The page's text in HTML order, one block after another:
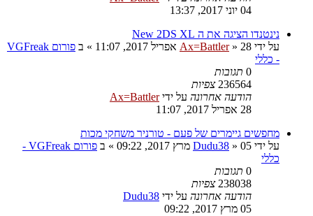
04 יוני 2017, 13:37
נינטנדו הציגה את ה New 2DS XL
על ידי
Ax=Battler» 28 אפריל 2017, 11:07 » ב
פורום VGFreak
- כללי
0 תגובות
236564 צפיות
הודעה אחרונה על ידיAx=Battler
28 אפריל 2017, 11:07
מחפשים גיימרים של פעם - טורניר משחקי מכות
על ידי
Dudu38 » 05 מרץ 2017, 09:22 » ב
פורום VGFreak -
כללי
0 תגובות
238038 צפיות
הודעה אחרונה על ידי Dudu38
05 מרץ 2017, 09:22